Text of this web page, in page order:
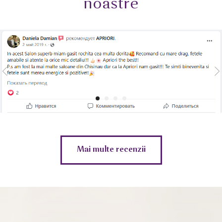
noastre
Mai multe recenzii